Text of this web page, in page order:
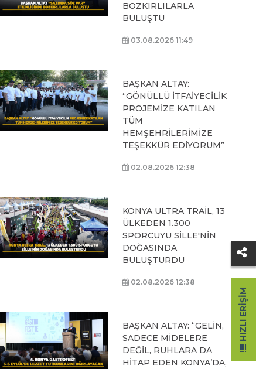
BOZKIRLILARLA
BULUŞTU
03.08.2026 11:49
BAŞKAN ALTAY:
“GÖNÜLLÜ İTFAİYECİLİK
PROJEMİZE KATILAN
TÜM
HEMŞEHRİLERİMİZE
TEŞEKKÜR EDİYORUM”
02.08.2026 12:38
KONYA ULTRA TRAİL, 13
ÜLKEDEN 1.300
SPORCUYU SİLLE'NİN
DOĞASINDA
BULUŞTURDU
02.08.2026 12:38
BAŞKAN ALTAY: “GELİN,
SADECE MİDELERE
DEĞİL, RUHLARA DA
HİTAP EDEN KONYA’DA,
HIZLI ERIŞIM